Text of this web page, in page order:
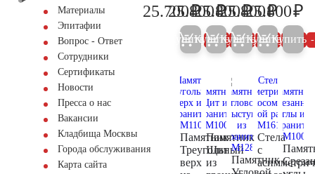
Материалы
Эпитафии
Вопрос - Ответ
Сотрудники
Сертификаты
Новости
Пресса о нас
Вакансии
Кладбища Москвы
Города обслуживания
Карта сайта
27.100
25.700₽
Купить 5%
27.200
25.800₽
Купить 5%
27.200
25.800₽
Купить 5%
27.200
25.800₽
Купить 5%
25.800₽
Купить
Памятник
Треугольный
верх
Памятник
Щит
из
Памятник
Стела
с